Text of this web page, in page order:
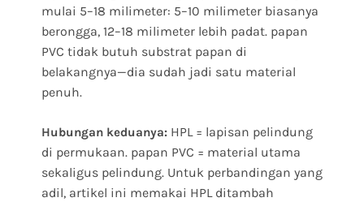
mulai 5–18 milimeter: 5–10 milimeter biasanya
berongga, 12–18 milimeter lebih padat. papan
PVC tidak butuh substrat papan di
belakangnya—dia sudah jadi satu material
penuh.
Hubungan keduanya: HPL = lapisan pelindung
di permukaan. papan PVC = material utama
sekaligus pelindung. Untuk perbandingan yang
adil, artikel ini memakai HPL ditambah